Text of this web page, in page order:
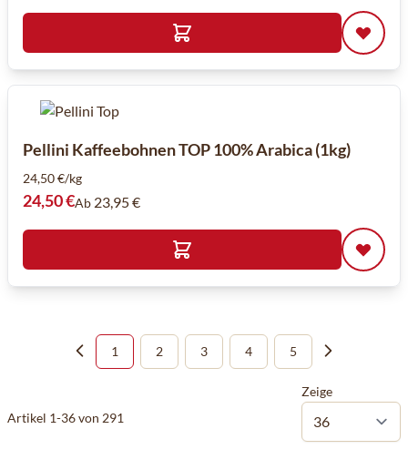
Pellini Kaffeebohnen TOP 100% Arabica (1kg)
24,50 €/kg
24,50 €Ab 23,95 €
Artikel 1-36von 291
Sie lesen gerade die Seite
1 Seite
2 Seite
3 Seite
4 Seite
5
Zeige